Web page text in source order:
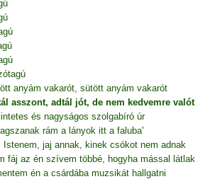
anyám vakarót, sütött anyám vakarót
asszont, adtál jót, de nem kedvemre valót
és nagyságos szolgabíró úr
rám a lányok itt a faluba'
Istenem, jaj annak, kinek csókot nem adnak
fáj az én szívem többé, hogyha mással látlak
én a csárdába muzsikát hallgatni